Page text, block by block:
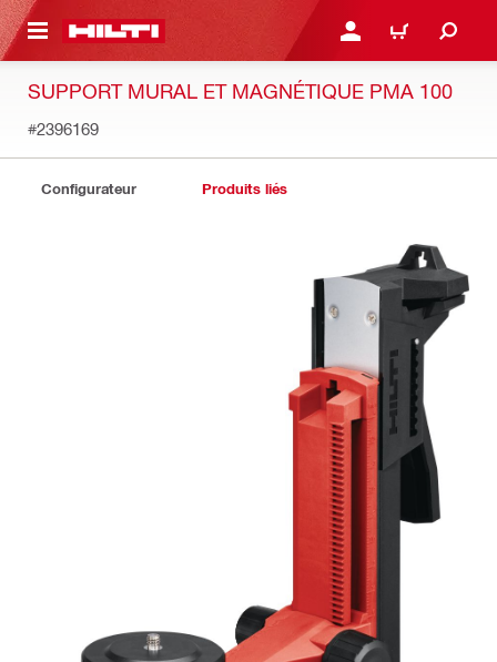
CONTENT CONNEXION OU
PANIER
SUPPORT MURAL ET MAGNÉTIQUE PMA 100
#2396169
Configurateur Produits liés